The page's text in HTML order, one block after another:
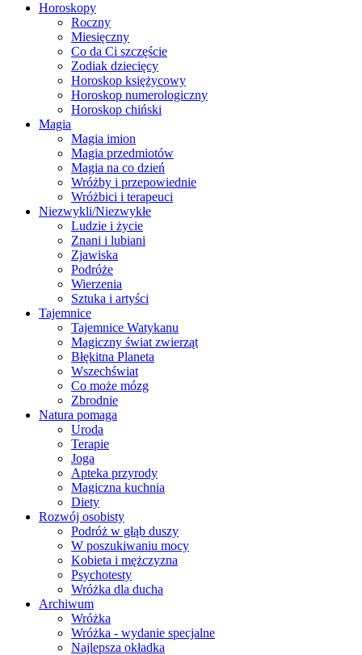
Horoskopy
Roczny
Miesięczny
Co da Ci szczęście
Zodiak dziecięcy
Horoskop księżycowy
Horoskop numerologiczny
Horoskop chiński
Magia
Magia imion
Magia przedmiotów
Magia na co dzień
Wróżby i przepowiednie
Wróżbici i terapeuci
Niezwykli/Niezwykłe
Ludzie i życie
Znani i lubiani
Zjawiska
Podróże
Wierzenia
Sztuka i artyści
Tajemnice
Tajemnice Watykanu
Magiczny świat zwierząt
Błękitna Planeta
Wszechświat
Co może mózg
Zbrodnie
Natura pomaga
Uroda
Terapie
Joga
Apteka przyrody
Magiczna kuchnia
Diety
Rozwój osobisty
Podróż w głąb duszy
W poszukiwaniu mocy
Kobieta i mężczyzna
Psychotesty
Wróżka dla ducha
Archiwum
Wróżka
Wróżka - wydanie specjalne
Najlepsza okładka